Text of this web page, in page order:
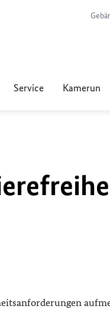
Service Kamerun